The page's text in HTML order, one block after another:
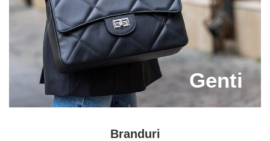
Descopera acum o selectie deosebita de
incaltaminte si asaza in dulapul tau cele mai
frumoase perechi de ghete Capricia, precum si alte
articole necesare pentru fiecare anotimp!
Genti
Branduri